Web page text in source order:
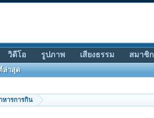
หารการกิน
ล่าสุด
วิดีโอ รูปภาพ เสียงธรรม สมาชิก